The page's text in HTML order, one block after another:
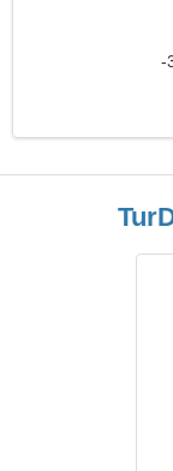
زن مجرد به دنبال شوهر 33-